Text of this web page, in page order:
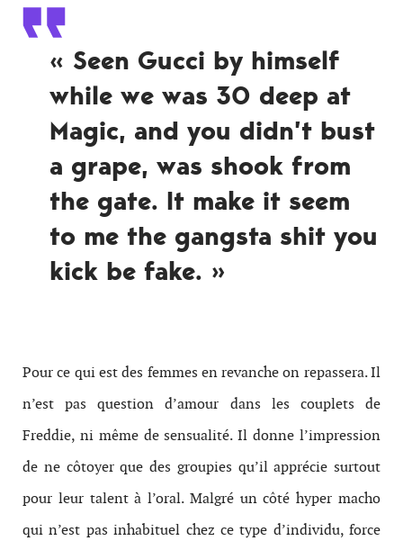
« Seen Gucci by himself
while we was 30 deep at
Magic, and you didn’t bust
a grape, was shook from
the gate. It make it seem
to me the gangsta shit you
kick be fake. »
Pour ce qui est des femmes en revanche on repassera. Il
n’est pas question d’amour dans les couplets de
Freddie, ni même de sensualité. Il donne l’impression
de ne côtoyer que des groupies qu’il apprécie surtout
pour leur talent à l’oral. Malgré un côté hyper macho
qui n’est pas inhabituel chez ce type d’individu, force